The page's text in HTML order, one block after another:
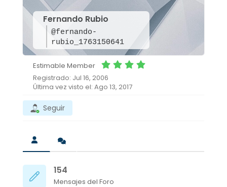
Fernando Rubio
@fernando-
rubio_1763150641
Estimable Member
Registrado: Jul 16, 2006
Última vez visto el: Ago 13, 2017
Seguir
154
Mensajes del Foro